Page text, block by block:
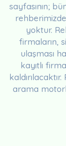
sayfasının;
yoktur.
firmaların,
ulaşması
kayıtlı
arama